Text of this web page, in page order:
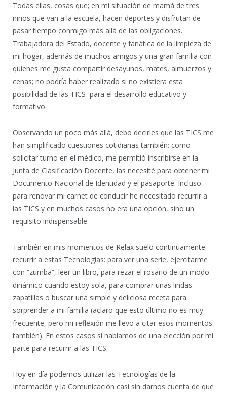
Todas ellas, cosas que; en mi situación de mamá de tres
niños que van a la escuela, hacen deportes y disfrutan de
pasar tiempo conmigo más allá de las obligaciones.
Trabajadora del Estado, docente y fanática de la limpieza de
mi hogar, además de muchos amigos y una gran familia con
quienes me gusta compartir desayunos, mates, almuerzos y
cenas; no podría haber realizado si no existiera esta
posibilidad de las TICS para el desarrollo educativo y
formativo.
Observando un poco más allá, debo decirles que las TICS me
han simplificado cuestiones cotidianas también; como
solicitar turno en el médico, me permitió inscribirse en la
Junta de Clasificación Docente, las necesité para obtener mi
Documento Nacional de Identidad y el pasaporte. Incluso
para renovar mi carnet de conducir he necesitado recurrir a
las TICS y en muchos casos no era una opción, sino un
requisito indispensable.
También en mis momentos de Relax suelo continuamente
recurrir a estas Tecnologías: para ver una serie, ejercitarme
con “zumba”, leer un libro, para rezar el rosario de un modo
dinámico cuando estoy sola, para comprar unas lindas
zapatillas o buscar una simple y deliciosa receta para
sorprender a mi familia (aclaro que esto último no es muy
frecuente, pero mi reflexión me llevo a citar esos momentos
también). En estos casos si hablamos de una elección por mi
parte para recurrir a las TICS.
Hoy en día podemos utilizar las Tecnologías de la
Información y la Comunicación casi sin darnos cuenta de que